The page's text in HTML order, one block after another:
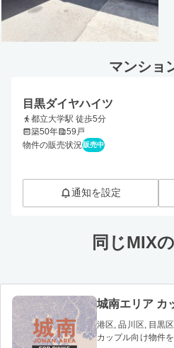
マンショ
目黒ダイヤハイツ
都立大学駅 徒歩5分
築50年
59戸
物件の販売状況 販売中
通知を設定
同じMIX
城南エリア カ
港区, 品川区, 目黒
カップル向け物件を